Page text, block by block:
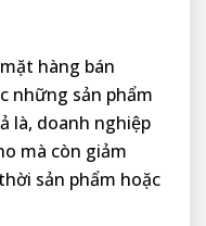
hàng bán
những sản phẩm
là, doanh nghiệp
mà còn giảm
sản phẩm hoặc